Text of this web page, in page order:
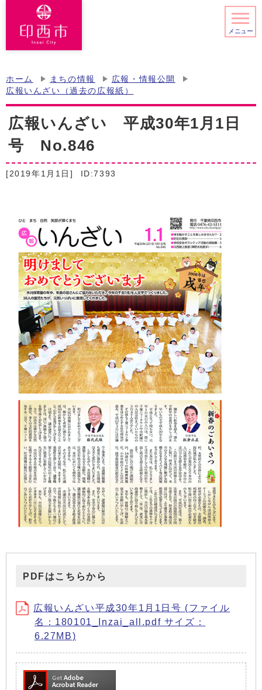
メニュー
ホーム まちの情報
広報・情報公開
広報いんざい（過去の広報紙）
広報いんざい 平成30年1月1日
号 No.846
[2019年1月1日] ID:7393
PDFはこちらから
広報いんざい平成30年1月1日号 (ファイル
名：180101_Inzai_all.pdf サイズ：
6.27MB)